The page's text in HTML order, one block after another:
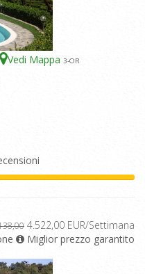
Vedi Mappa 3-OR
4.522,00 EUR/Settimana
Miglior prezzo garantito